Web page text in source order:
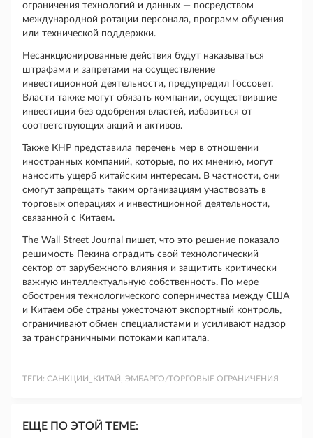
ограничения технологий и данных — посредством
международной ротации персонала, программ обучения
или технической поддержки.
Несанкционированные действия будут наказываться
штрафами и запретами на осуществление
инвестиционной деятельности, предупредил Госсовет.
Власти также могут обязать компании, осуществившие
инвестиции без одобрения властей, избавиться от
соответствующих акций и активов.
Также КНР представила перечень мер в отношении
иностранных компаний, которые, по их мнению, могут
наносить ущерб китайским интересам. В частности, они
смогут запрещать таким организациям участвовать в
торговых операциях и инвестиционной деятельности,
связанной с Китаем.
The Wall Street Journal пишет, что это решение показало
решимость Пекина оградить свой технологический
сектор от зарубежного влияния и защитить критически
важную интеллектуальную собственность. По мере
обострения технологического соперничества между США
и Китаем обе страны ужесточают экспортный контроль,
ограничивают обмен специалистами и усиливают надзор
за трансграничными потоками капитала.
ТЕГИ: САНКЦИИ_КИТАЙ, ЭМБАРГО/ТОРГОВЫЕ ОГРАНИЧЕНИЯ
ЕЩЕ ПО ЭТОЙ ТЕМЕ: